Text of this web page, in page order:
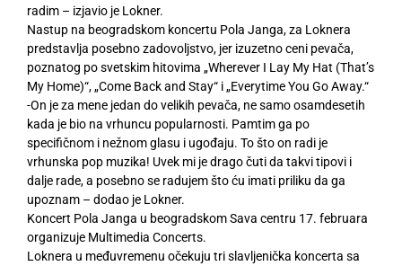
radim – izjavio je Lokner.
Nastup na beogradskom koncertu Pola Janga, za Loknera
predstavlja posebno zadovoljstvo, jer izuzetno ceni pevača,
poznatog po svetskim hitovima „Wherever I Lay My Hat (That’s
My Home)“, „Come Back and Stay“ i „Everytime You Go Away.“
-On je za mene jedan do velikih pevača, ne samo osamdesetih
kada je bio na vrhuncu popularnosti. Pamtim ga po
specifičnom i nežnom glasu i ugođaju. To što on radi je
vrhunska pop muzika! Uvek mi je drago čuti da takvi tipovi i
dalje rade, a posebno se radujem što ću imati priliku da ga
upoznam – dodao je Lokner.
Koncert Pola Janga u beogradskom Sava centru 17. februara
organizuje Multimedia Concerts.
Loknera u međuvremenu očekuju tri slavljenička koncerta sa